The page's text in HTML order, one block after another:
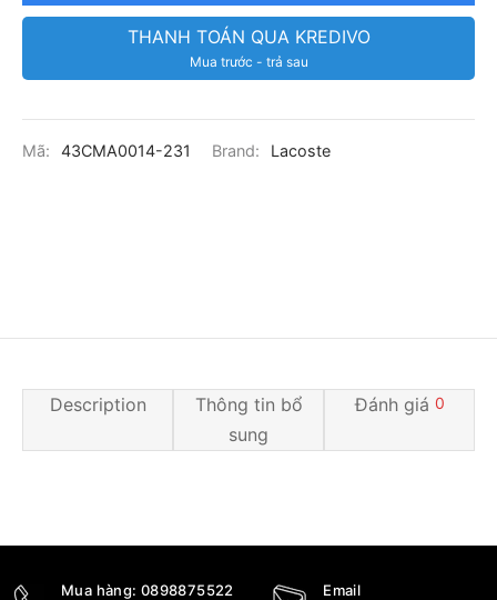
THANH TOÁN QUA KREDIVO
Mua trước - trả sau
Mã: 43CMA0014-231 Brand: Lacoste
Description
Thông tin bổ
sung
Đánh giá 0
Mua hàng: 0898875522
Email